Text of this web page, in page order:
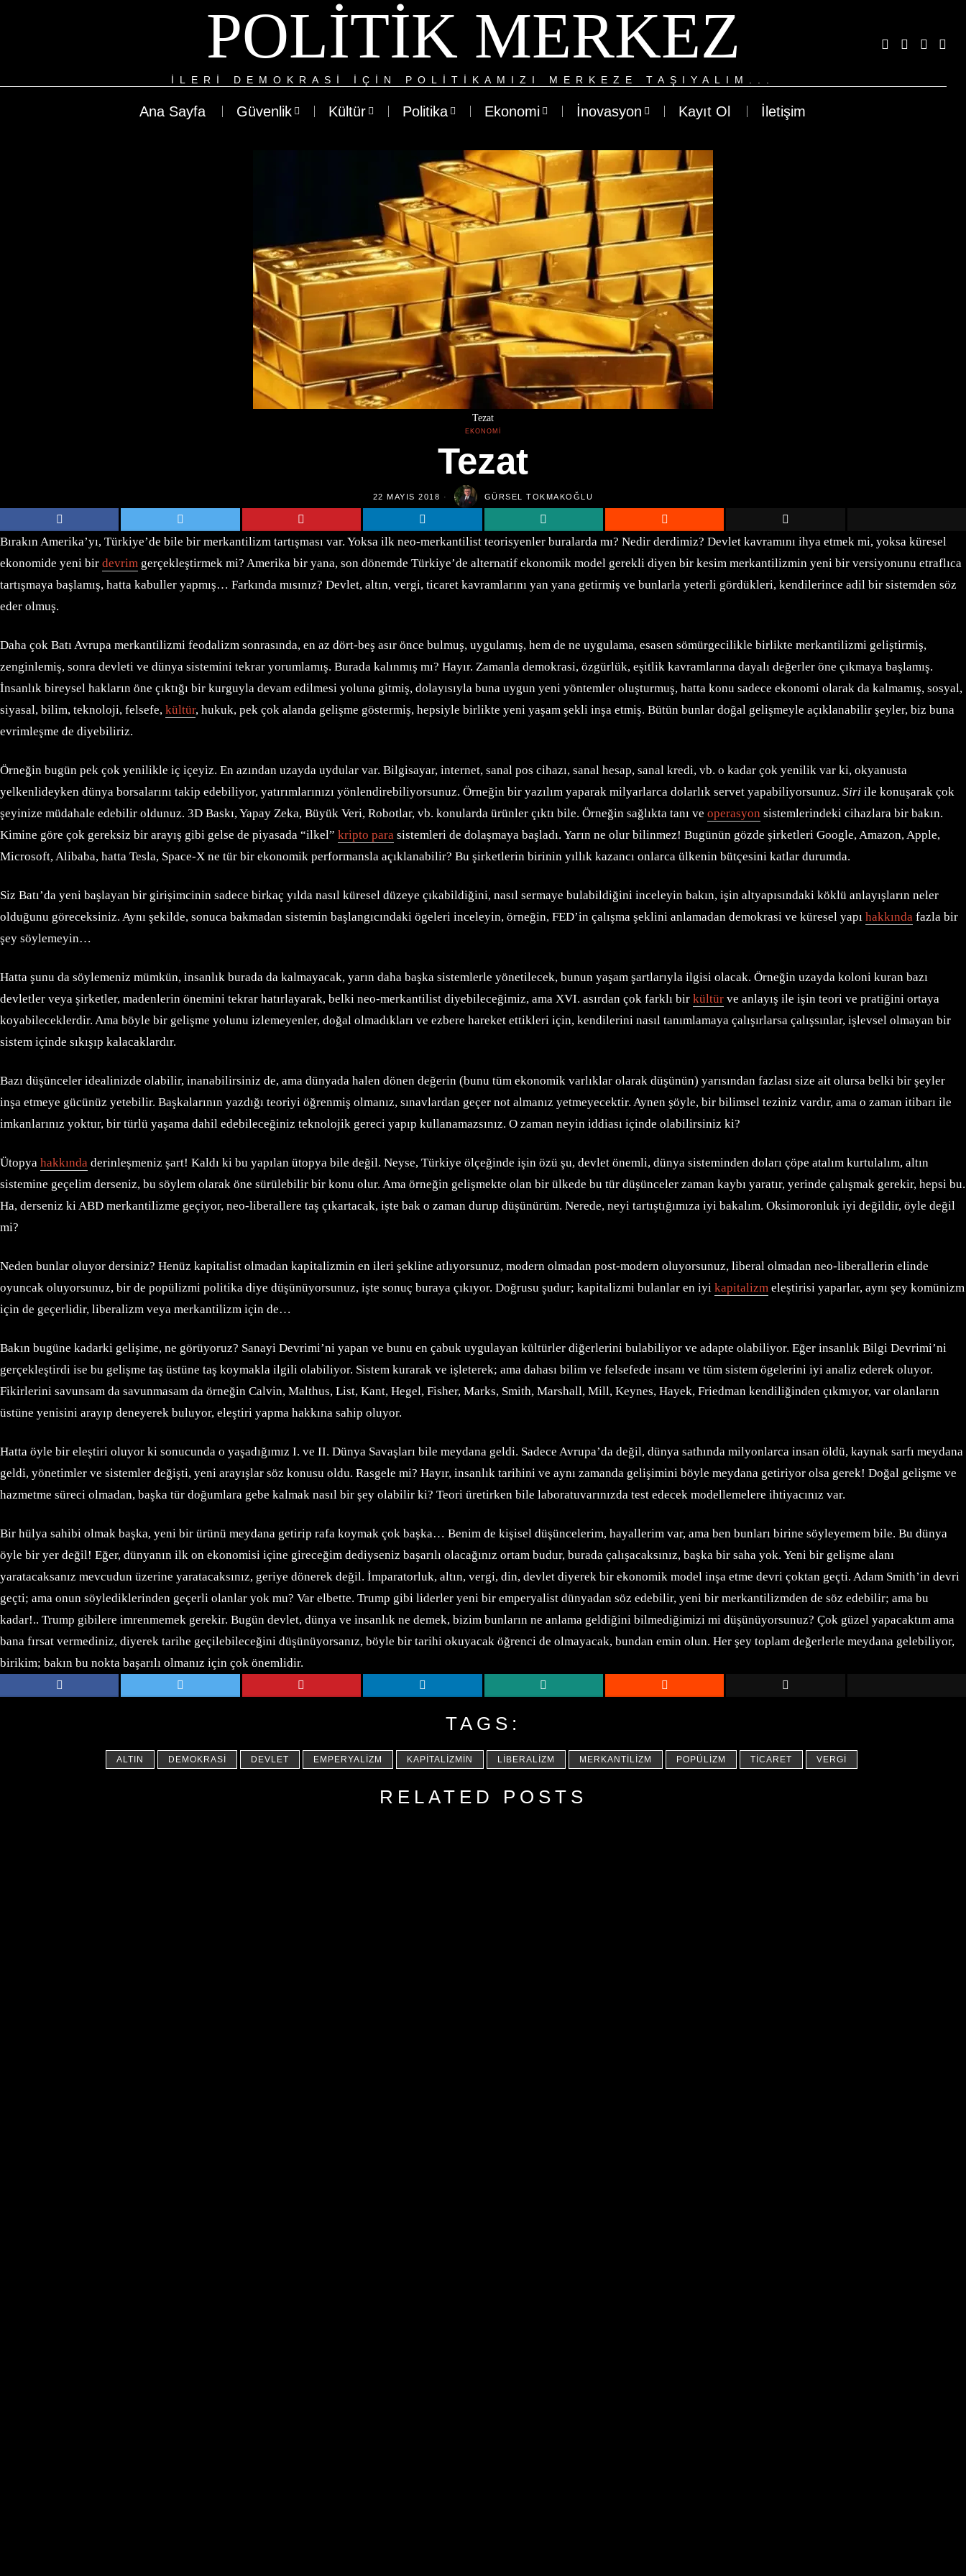
POLITIK MERKEZ
ILERI DEMOKRASI IÇIN POLITIKAMIZI MERKEZE TAŞIYALIM...
Ana Sayfa Güvenlik Kültür Politika Ekonomi İnovasyon Kayıt Ol İletişim
Tezat
EKONOMI
Tezat
22 MAYIS 2018 GÜRSEL TOKMAKOĞLU
Bırakın Amerika’yı, Türkiye’de bile bir merkantilizm tartışması var. Yoksa ilk neo-merkantilist teorisyenler buralarda mı? Nedir derdimiz? Devlet kavramını ihya etmek mi, yoksa küresel
ekonomide yeni bir devrim gerçekleştirmek mi? Amerika bir yana, son dönemde Türkiye’de alternatif ekonomik model gerekli diyen bir kesim merkantilizmin yeni bir versiyonunu etraflıca
tartışmaya başlamış, hatta kabuller yapmış… Farkında mısınız? Devlet, altın, vergi, ticaret kavramlarını yan yana getirmiş ve bunlarla yeterli gördükleri, kendilerince adil bir sistemden söz
eder olmuş.
Daha çok Batı Avrupa merkantilizmi feodalizm sonrasında, en az dört-beş asır önce bulmuş, uygulamış, hem de ne uygulama, esasen sömürgecilikle birlikte merkantilizmi geliştirmiş,
zenginlemiş, sonra devleti ve dünya sistemini tekrar yorumlamış. Burada kalınmış mı? Hayır. Zamanla demokrasi, özgürlük, eşitlik kavramlarına dayalı değerler öne çıkmaya başlamış.
İnsanlık bireysel hakların öne çıktığı bir kurguyla devam edilmesi yoluna gitmiş, dolayısıyla buna uygun yeni yöntemler oluşturmuş, hatta konu sadece ekonomi olarak da kalmamış, sosyal,
siyasal, bilim, teknoloji, felsefe, kültür, hukuk, pek çok alanda gelişme göstermiş, hepsiyle birlikte yeni yaşam şekli inşa etmiş. Bütün bunlar doğal gelişmeyle açıklanabilir şeyler, biz buna
evrimleşme de diyebiliriz.
Örneğin bugün pek çok yenilikle iç içeyiz. En azından uzayda uydular var. Bilgisayar, internet, sanal pos cihazı, sanal hesap, sanal kredi, vb. o kadar çok yenilik var ki, okyanusta
yelkenlideyken dünya borsalarını takip edebiliyor, yatırımlarınızı yönlendirebiliyorsunuz. Örneğin bir yazılım yaparak milyarlarca dolarlık servet yapabiliyorsunuz. Siri ile konuşarak çok
şeyinize müdahale edebilir oldunuz. 3D Baskı, Yapay Zeka, Büyük Veri, Robotlar, vb. konularda ürünler çıktı bile. Örneğin sağlıkta tanı ve operasyon sistemlerindeki cihazlara bir bakın.
Kimine göre çok gereksiz bir arayış gibi gelse de piyasada “ilkel” kripto para sistemleri de dolaşmaya başladı. Yarın ne olur bilinmez! Bugünün gözde şirketleri Google, Amazon, Apple,
Microsoft, Alibaba, hatta Tesla, Space-X ne tür bir ekonomik performansla açıklanabilir? Bu şirketlerin birinin yıllık kazancı onlarca ülkenin bütçesini katlar durumda.
Siz Batı’da yeni başlayan bir girişimcinin sadece birkaç yılda nasıl küresel düzeye çıkabildiğini, nasıl sermaye bulabildiğini inceleyin bakın, işin altyapısındaki köklü anlayışların neler
olduğunu göreceksiniz. Aynı şekilde, sonuca bakmadan sistemin başlangıcındaki ögeleri inceleyin, örneğin, FED’in çalışma şeklini anlamadan demokrasi ve küresel yapı hakkında fazla bir
şey söylemeyin…
Hatta şunu da söylemeniz mümkün, insanlık burada da kalmayacak, yarın daha başka sistemlerle yönetilecek, bunun yaşam şartlarıyla ilgisi olacak. Örneğin uzayda koloni kuran bazı
devletler veya şirketler, madenlerin önemini tekrar hatırlayarak, belki neo-merkantilist diyebileceğimiz, ama XVI. asırdan çok farklı bir kültür ve anlayış ile işin teori ve pratiğini ortaya
koyabileceklerdir. Ama böyle bir gelişme yolunu izlemeyenler, doğal olmadıkları ve ezbere hareket ettikleri için, kendilerini nasıl tanımlamaya çalışırlarsa çalışsınlar, işlevsel olmayan bir
sistem içinde sıkışıp kalacaklardır.
Bazı düşünceler idealinizde olabilir, inanabilirsiniz de, ama dünyada halen dönen değerin (bunu tüm ekonomik varlıklar olarak düşünün) yarısından fazlası size ait olursa belki bir şeyler
inşa etmeye gücünüz yetebilir. Başkalarının yazdığı teoriyi öğrenmiş olmanız, sınavlardan geçer not almanız yetmeyecektir. Aynen şöyle, bir bilimsel teziniz vardır, ama o zaman itibarı ile
imkanlarınız yoktur, bir türlü yaşama dahil edebileceğiniz teknolojik gereci yapıp kullanamazsınız. O zaman neyin iddiası içinde olabilirsiniz ki?
Ütopya hakkında derinleşmeniz şart! Kaldı ki bu yapılan ütopya bile değil. Neyse, Türkiye ölçeğinde işin özü şu, devlet önemli, dünya sisteminden doları çöpe atalım kurtulalım, altın
sistemine geçelim derseniz, bu söylem olarak öne sürülebilir bir konu olur. Ama örneğin gelişmekte olan bir ülkede bu tür düşünceler zaman kaybı yaratır, yerinde çalışmak gerekir, hepsi bu.
Ha, derseniz ki ABD merkantilizme geçiyor, neo-liberallere taş çıkartacak, işte bak o zaman durup düşünürüm. Nerede, neyi tartıştığımıza iyi bakalım. Oksimoronluk iyi değildir, öyle değil
mi?
Neden bunlar oluyor dersiniz? Henüz kapitalist olmadan kapitalizmin en ileri şekline atlıyorsunuz, modern olmadan post-modern oluyorsunuz, liberal olmadan neo-liberallerin elinde
oyuncak oluyorsunuz, bir de popülizmi politika diye düşünüyorsunuz, işte sonuç buraya çıkıyor. Doğrusu şudur; kapitalizmi bulanlar en iyi kapitalizm eleştirisi yaparlar, aynı şey komünizm
için de geçerlidir, liberalizm veya merkantilizm için de…
Bakın bugüne kadarki gelişime, ne görüyoruz? Sanayi Devrimi’ni yapan ve bunu en çabuk uygulayan kültürler diğerlerini bulabiliyor ve adapte olabiliyor. Eğer insanlık Bilgi Devrimi’ni
gerçekleştirdi ise bu gelişme taş üstüne taş koymakla ilgili olabiliyor. Sistem kurarak ve işleterek; ama dahası bilim ve felsefede insanı ve tüm sistem ögelerini iyi analiz ederek oluyor.
Fikirlerini savunsam da savunmasam da örneğin Calvin, Malthus, List, Kant, Hegel, Fisher, Marks, Smith, Marshall, Mill, Keynes, Hayek, Friedman kendiliğinden çıkmıyor, var olanların
üstüne yenisini arayıp deneyerek buluyor, eleştiri yapma hakkına sahip oluyor.
Hatta öyle bir eleştiri oluyor ki sonucunda o yaşadığımız I. ve II. Dünya Savaşları bile meydana geldi. Sadece Avrupa’da değil, dünya sathında milyonlarca insan öldü, kaynak sarfı meydana
geldi, yönetimler ve sistemler değişti, yeni arayışlar söz konusu oldu. Rasgele mi? Hayır, insanlık tarihini ve aynı zamanda gelişimini böyle meydana getiriyor olsa gerek! Doğal gelişme ve
hazmetme süreci olmadan, başka tür doğumlara gebe kalmak nasıl bir şey olabilir ki? Teori üretirken bile laboratuvarınızda test edecek modellemelere ihtiyacınız var.
Bir hülya sahibi olmak başka, yeni bir ürünü meydana getirip rafa koymak çok başka… Benim de kişisel düşüncelerim, hayallerim var, ama ben bunları birine söyleyemem bile. Bu dünya
öyle bir yer değil! Eğer, dünyanın ilk on ekonomisi içine gireceğim dediyseniz başarılı olacağınız ortam budur, burada çalışacaksınız, başka bir saha yok. Yeni bir gelişme alanı
yaratacaksanız mevcudun üzerine yaratacaksınız, geriye dönerek değil. İmparatorluk, altın, vergi, din, devlet diyerek bir ekonomik model inşa etme devri çoktan geçti. Adam Smith’in devri
geçti; ama onun söylediklerinden geçerli olanlar yok mu? Var elbette. Trump gibi liderler yeni bir emperyalist dünyadan söz edebilir, yeni bir merkantilizmden de söz edebilir; ama bu
kadar!.. Trump gibilere imrenmemek gerekir. Bugün devlet, dünya ve insanlık ne demek, bizim bunların ne anlama geldiğini bilmediğimizi mi düşünüyorsunuz? Çok güzel yapacaktım ama
bana fırsat vermediniz, diyerek tarihe geçilebileceğini düşünüyorsanız, böyle bir tarihi okuyacak öğrenci de olmayacak, bundan emin olun. Her şey toplam değerlerle meydana gelebiliyor,
birikim; bakın bu nokta başarılı olmanız için çok önemlidir.
TAGS:
ALTIN DEMOKRASI DEVLET EMPERYALIZM KAPITALIZMIN LIBERALIZM MERKANTILIZM POPÜLIZM TICARET VERGI
RELATED POSTS